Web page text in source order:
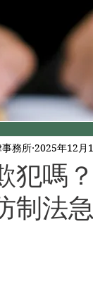
犯嗎
制法
務所 2025年12月